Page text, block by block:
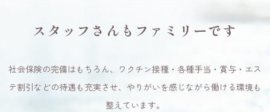
スタッフさんもファミリーです
社会保険の完備はもちろん、ワクチン接種・各種手当・賞与・エス
テ割引などの待遇も充実させ、やりがいを感じながら働ける環境も
整えています。